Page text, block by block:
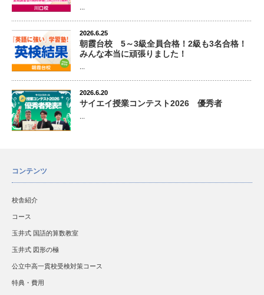
2026.6.25
朝霞台校 5～3級全員合格！2級も3名合格！
みんな本当に頑張りました！
2026.6.20
サイエイ授業コンテスト2026 優秀者
コンテンツ
校舎紹介
コース
玉井式 国語的算数教室
玉井式 図形の極
公立中高一貫校受検対策コース
特典・費用